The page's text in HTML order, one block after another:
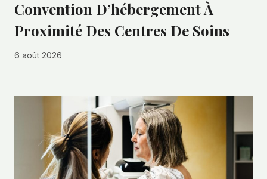
Convention D’hébergement À
Proximité Des Centres De Soins
6 août 2026